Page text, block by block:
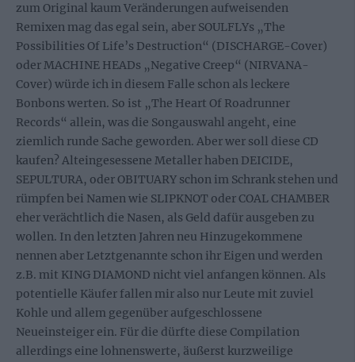
zum Original kaum Veränderungen aufweisenden
Remixen mag das egal sein, aber SOULFLYs „The
Possibilities Of Life’s Destruction“ (DISCHARGE-Cover)
oder MACHINE HEADs „Negative Creep“ (NIRVANA-
Cover) würde ich in diesem Falle schon als leckere
Bonbons werten. So ist „The Heart Of Roadrunner
Records“ allein, was die Songauswahl angeht, eine
ziemlich runde Sache geworden. Aber wer soll diese CD
kaufen? Alteingesessene Metaller haben DEICIDE,
SEPULTURA, oder OBITUARY schon im Schrank stehen und
rümpfen bei Namen wie SLIPKNOT oder COAL CHAMBER
eher verächtlich die Nasen, als Geld dafür ausgeben zu
wollen. In den letzten Jahren neu Hinzugekommene
nennen aber Letztgenannte schon ihr Eigen und werden
z.B. mit KING DIAMOND nicht viel anfangen können. Als
potentielle Käufer fallen mir also nur Leute mit zuviel
Kohle und allem gegenüber aufgeschlossene
Neueinsteiger ein. Für die dürfte diese Compilation
allerdings eine lohnenswerte, äußerst kurzweilige